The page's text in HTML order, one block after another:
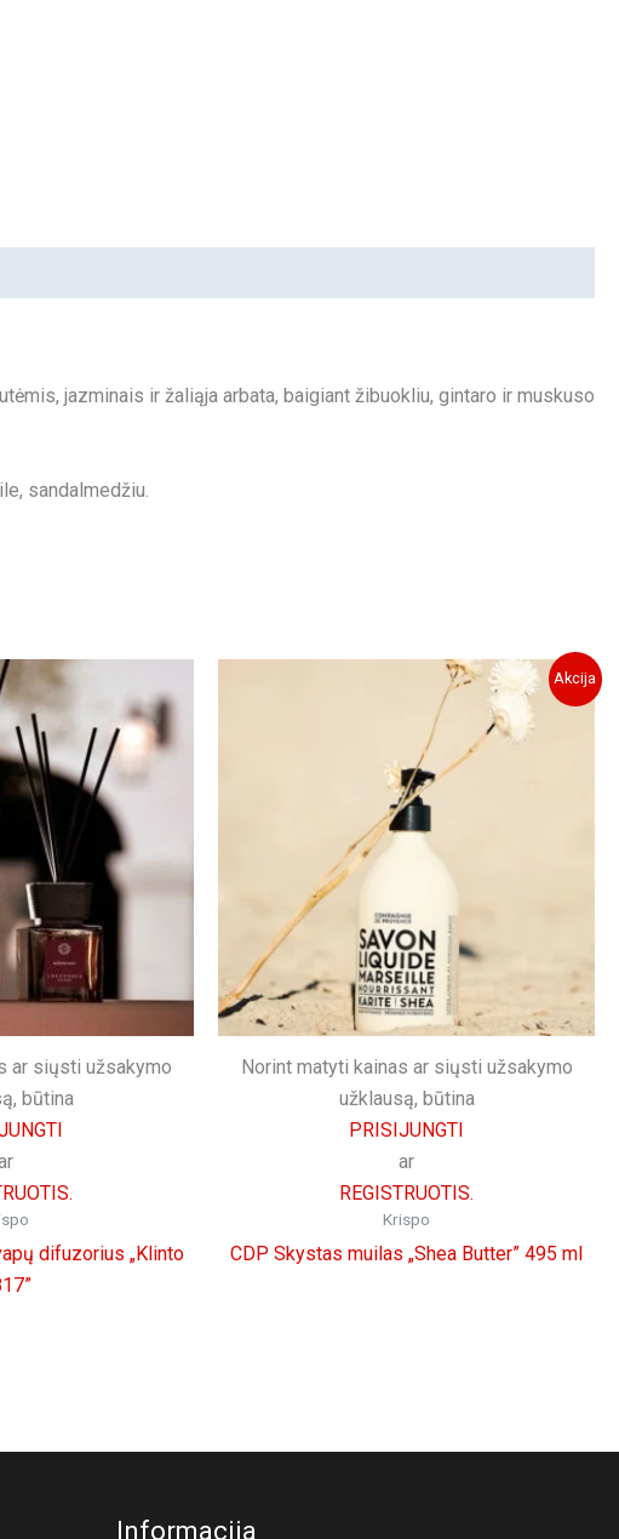
jazminais ir žaliąja arbata, baigiant žibuokliu, gintaro ir muskuso
sandalmedžiu.
ar siųsti užsakymo
būtina
difuzorius „Klinto
Akcija
Norint matyti kainas ar siųsti užsakymo
užklausą, būtina
PRISIJUNGTI
ar
REGISTRUOTIS.
Krispo
CDP Skystas muilas „Shea Butter” 495 ml
Informacija